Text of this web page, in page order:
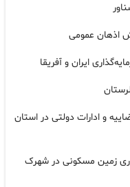
ایران و آفریقا
و ادارات دولتی در استان
زمین مسکونی در شهرک